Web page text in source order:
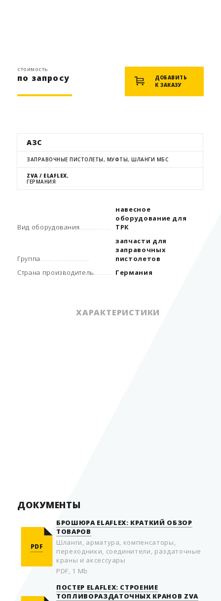
стоимость
по запросу
ДОБАВИТЬ
К ЗАКАЗУ
АЗС
ЗАПРАВОЧНЫЕ ПИСТОЛЕТЫ, МУФТЫ, ШЛАНГИ МБС
ZVA / ELAFLEX,
ГЕРМАНИЯ
Вид оборудования
навесное
оборудование для
ТРК
Группа
запчасти для
заправочных
пистолетов
Страна производитель
Германия
ХАРАКТЕРИСТИКИ
ДОКУМЕНТЫ
PDF
БРОШЮРА ELAFLEX: КРАТКИЙ ОБЗОР
ТОВАРОВ
Шланги, арматура, компенсаторы,
переходники, соединители, раздаточные
краны и аксессуары
PDF, 1 Mb
ПОСТЕР ELAFLEX: СТРОЕНИЕ
ТОПЛИВОРАЗДАТОЧНЫХ КРАНОВ ZVA